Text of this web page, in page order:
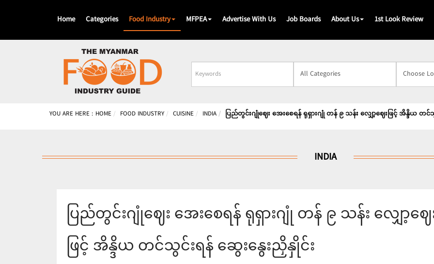
Home Categories Food Industry MFPEA Advertise With Us Job Boards About Us 1st Look Review
Business
Name
YOU ARE HERE : HOME FOOD INDUSTRY CUISINE INDIA ပြည်တွင်းဂျုံဈေး အေးစေရန် ရုရှားဂျုံ တန် ၉ သန်း လျှော့ဈေးဖြင့် အိန္ဒိယ တ
INDIA
ပြည်တွင်းဂျုံဈေး အေးစေရန် ရုရှားဂျုံ တန် ၉ သန်း လျှော့ဈေ
ဖြင့် အိန္ဒိယ တင်သွင်းရန် ဆွေးနွေးညှိနှိုင်း